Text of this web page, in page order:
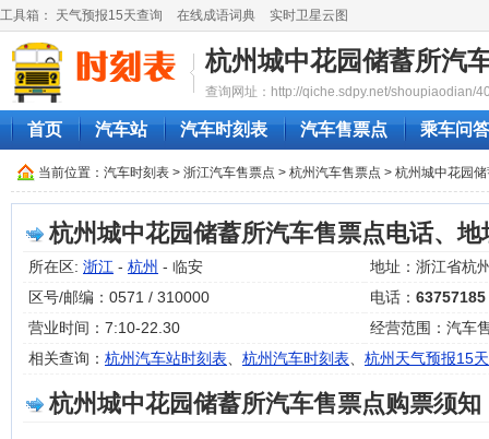
工具箱： 天气预报15天查询 在线成语词典 实时卫星云图
杭州城中花园储蓄所汽
查询网址：http://qiche.sdpy.net/shoupiaodian/
首页 汽车站 汽车时刻表 汽车售票点 乘车问答
当前位置： 汽车时刻表 > 浙江汽车售票点 > 杭州汽车售票点 > 杭州城中花园
杭州城中花园储蓄所汽车售票点电话、
所在区: 浙江 - 杭州 - 临安
地址：浙江省杭
区号/邮编：0571 / 310000
电话： 63757185
营业时间：7:10-22.30
经营范围：汽车
相关查询： 杭州汽车站时刻表 杭州汽车时刻表 杭州天气预报15天
杭州城中花园储蓄所汽车售票点购票须知